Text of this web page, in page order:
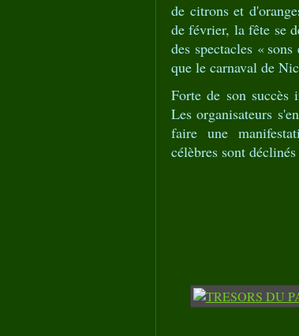
de citrons et
de février, la fête se
des spectacles «
que le carnaval de
Forte de son succès
Les organisateurs
faire une
célèbres sont